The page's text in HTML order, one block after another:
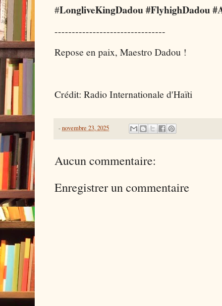
#LongliveKingDadou #FlyhighDadou
--------------------------------
Repose en paix, Maestro Dadou !
Crédit: Radio Internationale d'Haïti
-novembre 23, 2025
Aucun commentaire:
Enregistrer un commentaire